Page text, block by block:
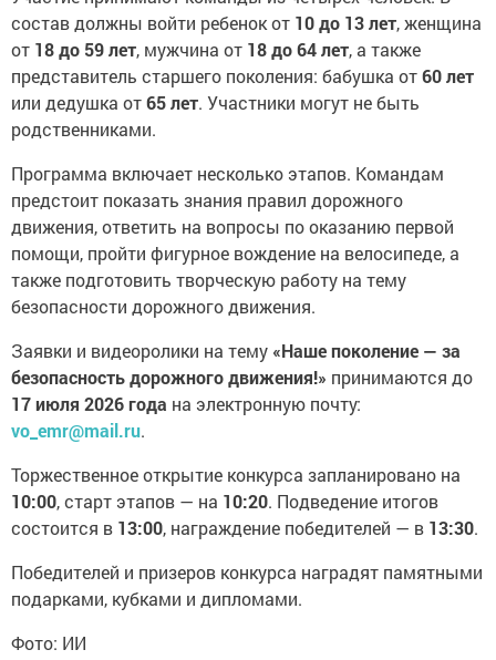
состав должны войти ребенок от 10 до 13 лет, женщина
от 18 до 59 лет, мужчина от 18 до 64 лет, а также
представитель старшего поколения: бабушка от60 лет
или дедушка от65 лет. Участники могут не быть
родственниками.
Программа включает несколько этапов. Командам
предстоит показать знания правил дорожного
движения, ответить на вопросы по оказанию первой
помощи, пройти фигурное вождение на велосипеде, а
также подготовить творческую работу на тему
безопасности дорожного движения.
Заявки и видеоролики на тему «Наше поколение — за
безопасность дорожного движения!» принимаются до
17 июля 2026 года на электронную почту:
vo_emr@mail.ru.
Торжественное открытие конкурса запланировано на
10:00, старт этапов — на 10:20. Подведение итогов
состоится в 13:00, награждение победителей — в 13:30.
Победителей и призеров конкурса наградят памятными
подарками, кубками и дипломами.
Фото: ИИ